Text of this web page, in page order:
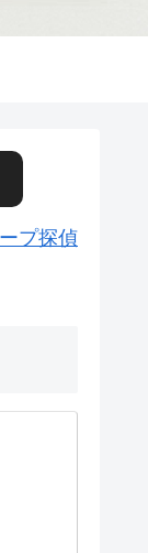
プ探偵